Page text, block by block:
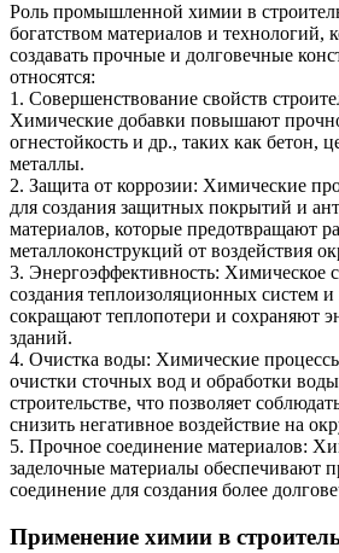
Роль промышленной химии в
богатством материалов и технологий,
создавать прочные и долговечные
относятся:
1. Совершенствование свойств
Химические добавки повышают
огнестойкость и др., таких как бетон,
металлы.
2. Защита от коррозии: Химические
для создания защитных покрытий и
материалов, которые предотвращают
металлоконструкций от воздействия
3. Энергоэффективность: Химическое
создания теплоизоляционных систем
сокращают теплопотери и сохраняют
зданий.
4. Очистка воды: Химические
очистки сточных вод и обработки
строительстве, что позволяет
снизить негативное воздействие на
5. Прочное соединение материалов:
заделочные материалы обеспечивают
соединение для создания более
Применение химии в